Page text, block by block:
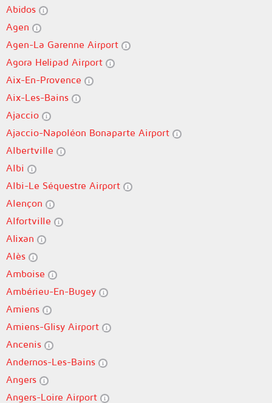
Abidos
Agen
Agen-La Garenne Airport
Agora Helipad Airport
Aix-En-Provence
Aix-Les-Bains
Ajaccio
Ajaccio-Napoléon Bonaparte Airport
Albertville
Albi
Albi-Le Séquestre Airport
Alençon
Alfortville
Alixan
Alès
Amboise
Ambérieu-En-Bugey
Amiens
Amiens-Glisy Airport
Ancenis
Andernos-Les-Bains
Angers
Angers-Loire Airport